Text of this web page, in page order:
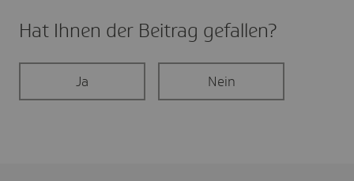
Hat Ihnen der Beitrag gefal­len?
Ja Nein